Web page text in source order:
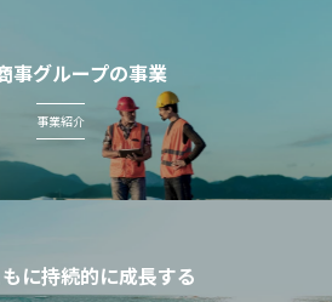
事グループの事業
事業紹介
に持続的に成長する